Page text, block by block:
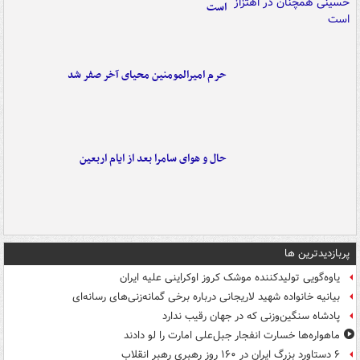
است
حرم امیرالمومنین محیای آخر صفر شد
حال و هوای سامرا بعد از ایام اربعین
پربازدیدترین ها
یاوه‌گویی تولیدکننده موشک کروز اوکراینی علیه ایران
بیانیه خانواده شهید لاریجانی درباره برخی گمانه‌زنی‌های رسانه‌ای
پادشاه سنگین‌وزنی که در جهان رقیب ندارد
ماهواره‌ها خسارت انفجار جبل‌علی امارت را لو دادند
۶ دستاورد بزرگ ایران در ۱۶۰ روز رهبری رهبر انقلاب